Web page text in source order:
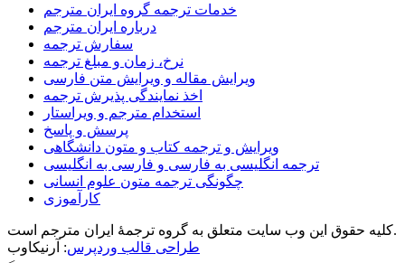
خدمات ترجمه گروه ایران مترجم
درباره ایران مترجم
سفارش ترجمه
نرخ، زمان و مبلغ ترجمه
ویرایش مقاله و ویرایش متن فارسی
اخذ نمایندگی پذیرش ترجمه
استخدام مترجم و ویراستار
پرسش و پاسخ
ویرایش و ترجمه کتاب و متون دانشگاهی
ترجمه انگلیسی به فارسی و فارسی به انگلیسی
چگونگی ترجمه متون علوم انسانی
کارآموزی
کلیه حقوق این وب سایت متعلق به گروه ترجمۀ ایران مترجم است.
طراحی قالب وردپرس: آرنیکاوب